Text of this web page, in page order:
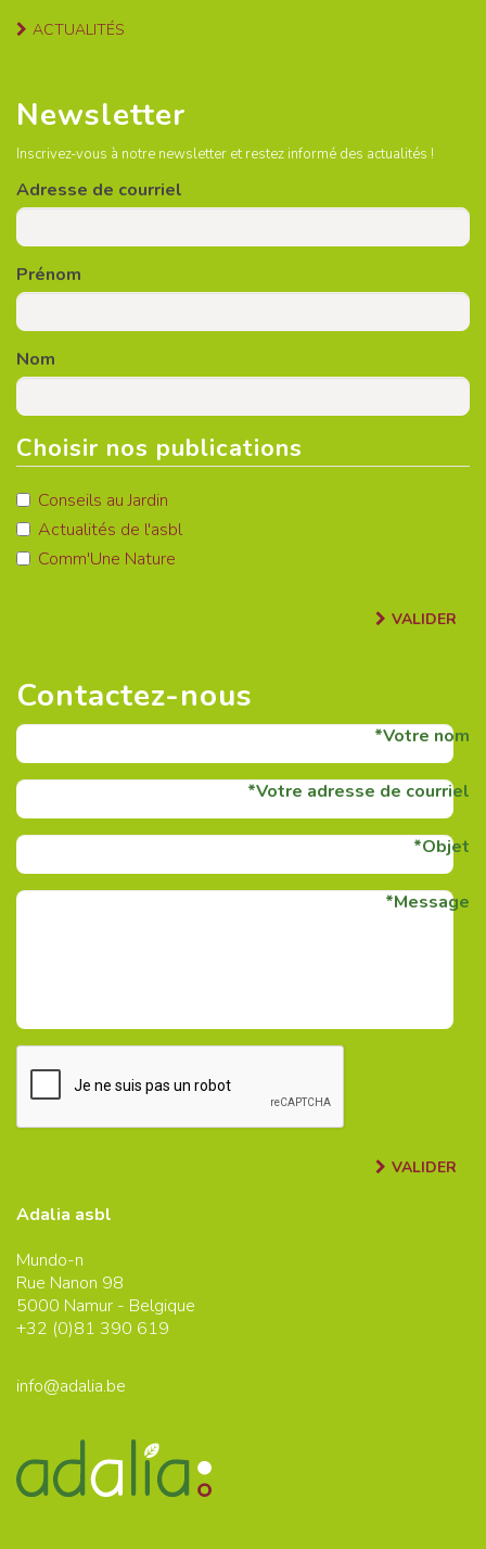
ACTUALITÉS
Newsletter
Inscrivez-vous à notre newsletter et restez informé des actualités !
Adresse de courriel
Prénom
Nom
Choisir nos publications
Conseils au Jardin
Actualités de l'asbl
Comm'Une Nature
VALIDER
Contactez-nous
Votre nom
Votre adresse de courriel
Objet
Message
VALIDER
Adalia asbl
Mundo-n
Rue Nanon 98
5000 Namur - Belgique
+32 (0)81 390 619
info@adalia.be